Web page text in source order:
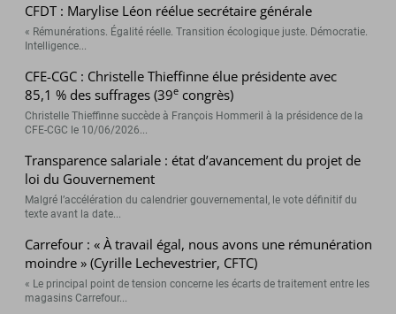
CFDT : Marylise Léon réélue secrétaire générale
« Rémunérations. Égalité réelle. Transition écologique juste. Démocratie.
Intelligence...
CFE-CGC : Christelle Thieffinne élue présidente avec
85,1 % des suffrages (39e congrès)
Christelle Thieffinne succède à François Hommeril à la présidence de la
CFE-CGC le 10/06/2026...
Transparence salariale : état d’avancement du projet de
loi du Gouvernement
Malgré l’accélération du calendrier gouvernemental, le vote définitif du
texte avant la date...
Carrefour : « À travail égal, nous avons une rémunération
moindre » (Cyrille Lechevestrier, CFTC)
« Le principal point de tension concerne les écarts de traitement entre les
magasins Carrefour...